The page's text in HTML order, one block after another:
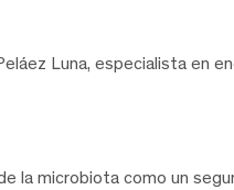
Luna, especialista en
la microbiota como un